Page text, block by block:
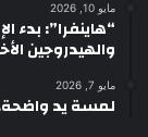
مايو 10, 2026
“هاينفرا”: بدء
والهيدروجين
مايو 7, 2026
لمسة يد